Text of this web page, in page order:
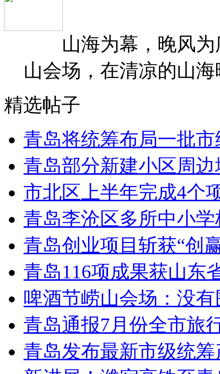
山海为幕，晚风为
山会场，在清凉的山
精选帖子
青岛将统筹布局一批市
青岛部分新建小区周
市北区上半年完成4个
青岛李沧区多所中小
青岛创业项目斩获“创
青岛116项成果获山东
啤酒节崂山会场：没有
青岛通报7月份全市旅
青岛发布最新市级统